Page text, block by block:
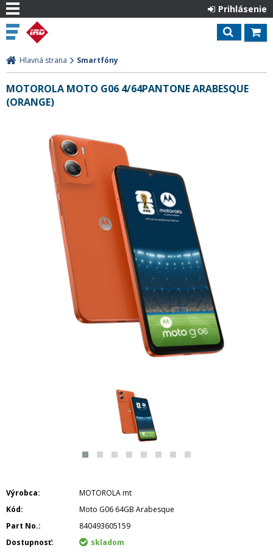
Prihlásenie
Hlavná strana Smartfóny
MOTOROLA MOTO G06 4/64PANTONE ARABESQUE
(ORANGE)
Výrobca
MOTOROLA mt
Kód
Moto G06 64GB Arabesque
Part No.
840493605159
Dostupnosť
skladom